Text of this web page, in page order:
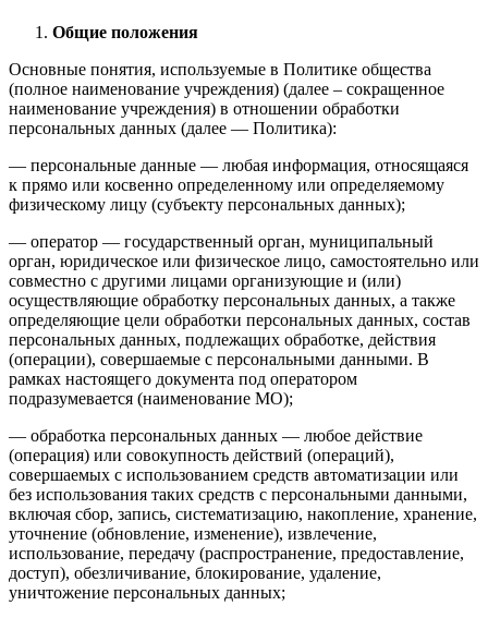
Общие положения
Основные понятия, используемые в Политике общества
(полное наименование учреждения) (далее – сокращенное
наименование учреждения) в отношении обработки
персональных данных (далее — Политика):
— персональные данные — любая информация, относящаяся
к прямо или косвенно определенному или определяемому
физическому лицу (субъекту персональных данных);
— оператор — государственный орган, муниципальный
орган, юридическое или физическое лицо, самостоятельно или
совместно с другими лицами организующие и (или)
осуществляющие обработку персональных данных, а также
определяющие цели обработки персональных данных, состав
персональных данных, подлежащих обработке, действия
(операции), совершаемые с персональными данными. В
рамках настоящего документа под оператором
подразумевается (наименование МО);
— обработка персональных данных — любое действие
(операция) или совокупность действий (операций),
совершаемых с использованием средств автоматизации или
без использования таких средств с персональными данными,
включая сбор, запись, систематизацию, накопление, хранение,
уточнение (обновление, изменение), извлечение,
использование, передачу (распространение, предоставление,
доступ), обезличивание, блокирование, удаление,
уничтожение персональных данных;